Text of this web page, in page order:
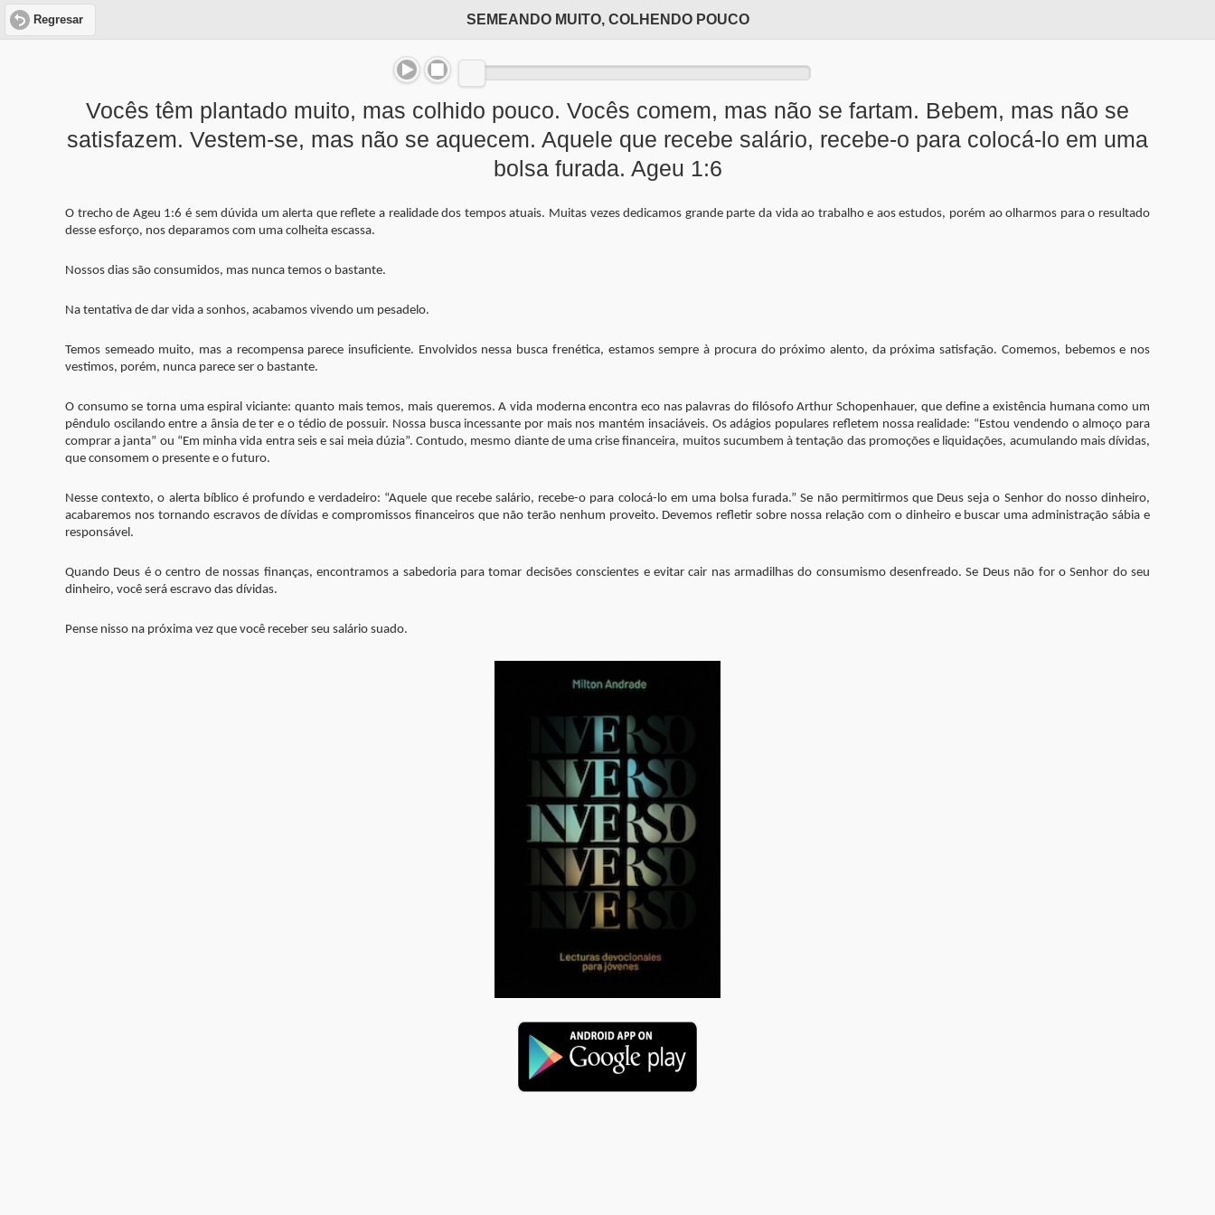
Regresar SEMEANDO MUITO, COLHENDO POUCO
Vocês têm plantado muito, mas colhido pouco. Vocês comem, mas não se fartam. Bebem, mas não se
satisfazem. Vestem-se, mas não se aquecem. Aquele que recebe salário, recebe-o para colocá-lo em uma
bolsa furada. Ageu 1:6
O trecho de Ageu 1:6 é sem dúvida um alerta que reflete a realidade dos tempos atuais. Muitas vezes dedicamos grande parte da vida ao trabalho e aos estudos, porém ao olharmos para o resultado
desse esforço, nos deparamos com uma colheita escassa.
Nossos dias são consumidos, mas nunca temos o bastante.
Na tentativa de dar vida a sonhos, acabamos vivendo um pesadelo.
Temos semeado muito, mas a recompensa parece insuficiente. Envolvidos nessa busca frenética, estamos sempre à procura do próximo alento, da próxima satisfação. Comemos, bebemos e nos
vestimos, porém, nunca parece ser o bastante.
O consumo se torna uma espiral viciante: quanto mais temos, mais queremos. A vida moderna encontra eco nas palavras do filósofo Arthur Schopenhauer, que define a existência humana como um
pêndulo oscilando entre a ânsia de ter e o tédio de possuir. Nossa busca incessante por mais nos mantém insaciáveis. Os adágios populares refletem nossa realidade: “Estou vendendo o almoço para
comprar a janta” ou “Em minha vida entra seis e sai meia dúzia”. Contudo, mesmo diante de uma crise financeira, muitos sucumbem à tentação das promoções e liquidações, acumulando mais dívidas,
que consomem o presente e o futuro.
Nesse contexto, o alerta bíblico é profundo e verdadeiro: “Aquele que recebe salário, recebe-o para colocá-lo em uma bolsa furada.” Se não permitirmos que Deus seja o Senhor do nosso dinheiro,
acabaremos nos tornando escravos de dívidas e compromissos financeiros que não terão nenhum proveito. Devemos refletir sobre nossa relação com o dinheiro e buscar uma administração sábia e
responsável.
Quando Deus é o centro de nossas finanças, encontramos a sabedoria para tomar decisões conscientes e evitar cair nas armadilhas do consumismo desenfreado. Se Deus não for o Senhor do seu
dinheiro, você será escravo das dívidas.
Pense nisso na próxima vez que você receber seu salário suado.